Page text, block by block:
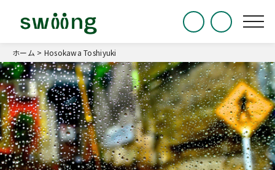
ホーム > Hosokawa Toshiyuki